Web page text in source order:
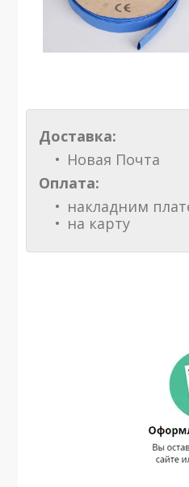
Доставка:
Новая Почта
Оплата:
накладним
на карту